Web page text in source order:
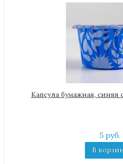
Капсула бумажная, синяя
5 руб.
В